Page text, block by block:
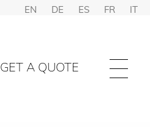
EN DE ES FR IT
GET A QUOTE